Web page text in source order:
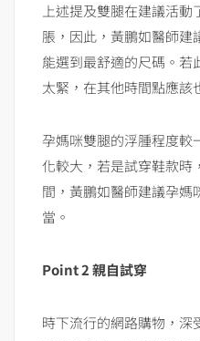
上述提及雙腿在建議活
脹，因此，黃鵬如醫師建
能選到最舒適的尺碼。若
太緊，在其他時間點應該
孕媽咪雙腿的浮腫程度較
化較大，若是試穿鞋款時
間，黃鵬如醫師建議孕媽
當。
Point 2 親自試穿
時下流行的網路購物，深